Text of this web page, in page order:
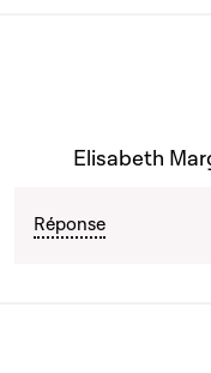
Elisabeth
Réponse